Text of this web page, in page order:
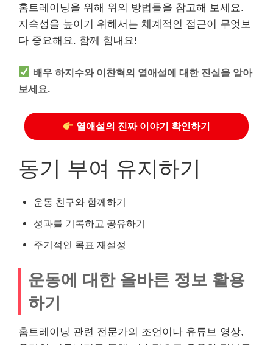
홈트레이닝을 위해 위의 방법들을 참고해 보세요.
지속성을 높이기 위해서는 체계적인 접근이 무엇보
다 중요해요. 함께 힘내요!
배우 하지수와 이찬혁의 열애설에 대한 진실을 알아
보세요.
열애설의 진짜 이야기 확인하기
동기 부여 유지하기
운동 친구와 함께하기
성과를 기록하고 공유하기
주기적인 목표 재설정
운동에 대한 올바른 정보 활용
하기
홈트레이닝 관련 전문가의 조언이나 유튜브 영상,